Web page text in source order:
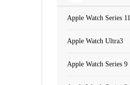
Apple Watch Series 11
Apple Watch Ultra3
Apple Watch Series 9